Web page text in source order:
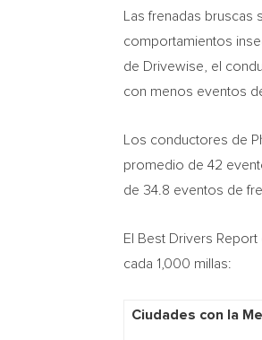
Las frenadas
comportamientos
de Drivewise, el
con menos eventos
Los conductores de
promedio de 42
de 34.8 eventos de
El Best Drivers
cada 1,000 millas:
Ciudades con la